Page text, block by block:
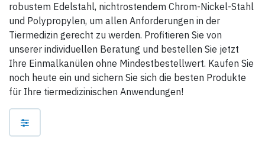
robustem Edelstahl, nichtrostendem Chrom-Nickel-Stahl
und Polypropylen, um allen Anforderungen in der
Tiermedizin gerecht zu werden. Profitieren Sie von
unserer individuellen Beratung und bestellen Sie jetzt
Ihre Einmalkanülen ohne Mindestbestellwert. Kaufen Sie
noch heute ein und sichern Sie sich die besten Produkte
für Ihre tiermedizinischen Anwendungen!